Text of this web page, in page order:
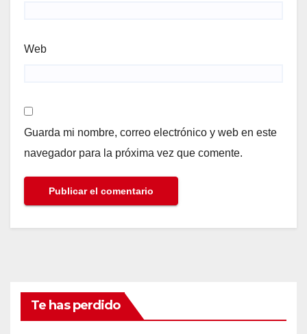
Web
Guarda mi nombre, correo electrónico y web en este
navegador para la próxima vez que comente.
Te has perdido